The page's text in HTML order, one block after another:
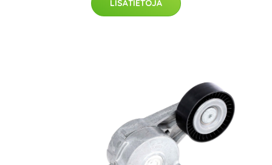
LISÄTIETOJA